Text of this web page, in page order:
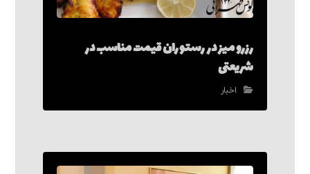
رزرو میز در رستوران قیمت مناسب در
شریعتی
اخبار